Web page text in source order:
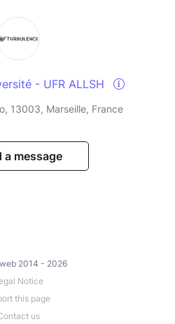
- UFR ALLSH
13003, Marseille, France
a message
2014 - 2026
Notice
this page
us